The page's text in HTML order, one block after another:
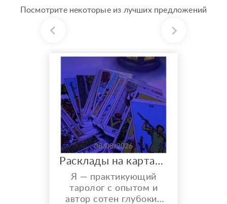
Посмотрите некоторые из лучших предложений
08/08/2026
Расклады на картах Таро. Таролог онлайн.
Я — практикующий
таролог с опытом и
автор сотен глубоких